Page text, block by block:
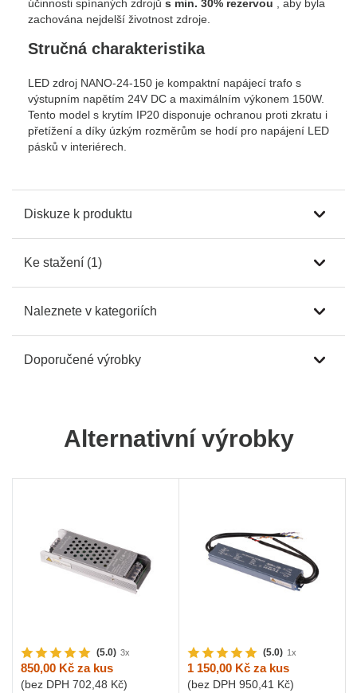
účinnosti spínaných zdrojů s min. 30% rezervou , aby byla
zachována nejdelší životnost zdroje.
Stručná charakteristika
LED zdroj NANO-24-150 je kompaktní napájecí trafo s
výstupním napětím 24V DC a maximálním výkonem 150W.
Tento model s krytím IP20 disponuje ochranou proti zkratu i
přetížení a díky úzkým rozměrům se hodí pro napájení LED
pásků v interiérech.
Diskuze k produktu
Ke stažení (1)
Naleznete v kategoriích
Doporučené výrobky
Alternativní výrobky
(5.0) 3x
850,00 Kč za kus
(bez DPH 702,48 Kč)
(5.0) 1x
1 150,00 Kč za kus
(bez DPH 950,41 Kč)